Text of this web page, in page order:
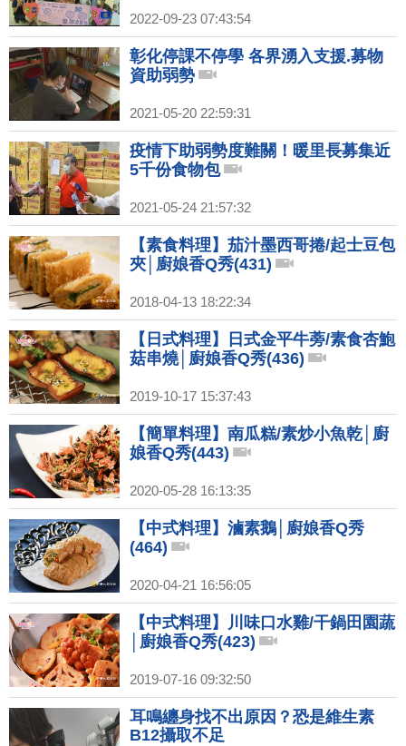
2022-09-23 07:43:54
彰化停課不停學 各界湧入支援.募物
資助弱勢
2021-05-20 22:59:31
疫情下助弱勢度難關！暖里長募集近
5千份食物包
2021-05-24 21:57:32
【素食料理】茄汁墨西哥捲/起士豆包
夾│廚娘香Q秀(431)
2018-04-13 18:22:34
【日式料理】日式金平牛蒡/素食杏鮑
菇串燒│廚娘香Q秀(436)
2019-10-17 15:37:43
【簡單料理】南瓜糕/素炒小魚乾│廚
娘香Q秀(443)
2020-05-28 16:13:35
【中式料理】滷素鵝│廚娘香Q秀
(464)
2020-04-21 16:56:05
【中式料理】川味口水雞/干鍋田園蔬
│廚娘香Q秀(423)
2019-07-16 09:32:50
耳鳴纏身找不出原因？恐是維生素
B12攝取不足